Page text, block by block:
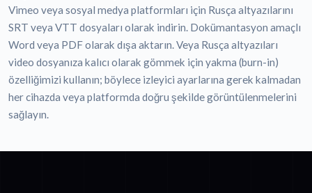
Vimeo veya sosyal medya platformları için Rusça altyazılarını
SRT veya VTT dosyaları olarak indirin. Dokümantasyon amaçlı
Word veya PDF olarak dışa aktarın. Veya Rusça altyazıları
video dosyanıza kalıcı olarak gömmek için yakma (burn-in)
özelliğimizi kullanın; böylece izleyici ayarlarına gerek kalmadan
her cihazda veya platformda doğru şekilde görüntülenmelerini
sağlayın.